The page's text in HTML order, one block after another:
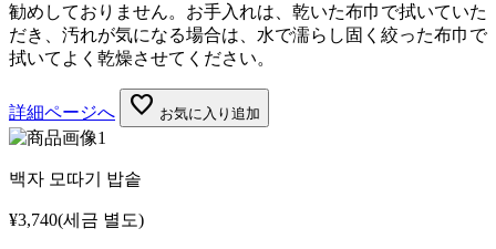
勧めしておりません。お手入れは、乾いた布巾で拭いていた
だき、汚れが気になる場合は、水で濡らし固く絞った布巾で
拭いてよく乾燥させてください。
詳細ページへ favorite お気に入り追加
백자 모따기 밥솥
¥3,740(세금 별도)